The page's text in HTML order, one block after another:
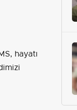
hayatı